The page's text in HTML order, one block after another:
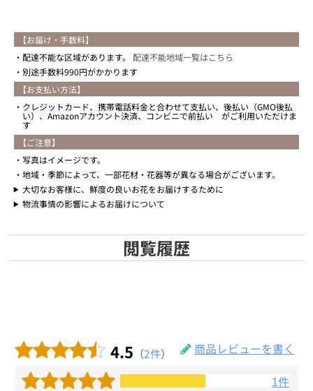
【お届け・手数料】
配達不能な区域があります。 配達不能地域一覧はこちら
別途手数料990円がかかります
【お支払い方法】
クレジットカード、携帯電話料金と合わせて支払い、後払い（GMO後払
い）、Amazonアカウント決済、コンビニで前払い がご利用いただけま
す
【ご注意】
写真はイメージです。
地域・季節によって、一部花材・花器等が異なる場合がございます。
大切なお客様に、鮮度の良いお花をお届けするために
物流事情の影響によるお届けについて
閲覧履歴
4.5 （2件）
商品レビューを書く
1件